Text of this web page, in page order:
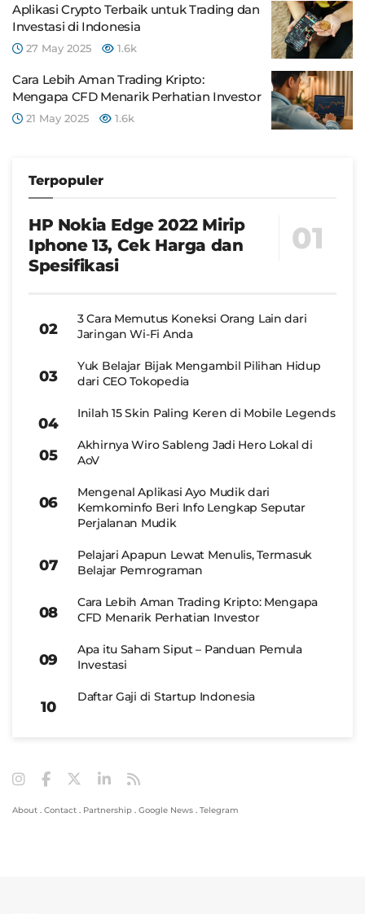
Aplikasi Crypto Terbaik untuk Trading dan
Investasi di Indonesia
27 May 2025 1.6k
Cara Lebih Aman Trading Kripto:
Mengapa CFD Menarik Perhatian Investor
21 May 2025 1.6k
Terpopuler
HP Nokia Edge 2022 Mirip
Iphone 13, Cek Harga dan
Spesifikasi
3 Cara Memutus Koneksi Orang Lain dari
Jaringan Wi-Fi Anda
Yuk Belajar Bijak Mengambil Pilihan Hidup
dari CEO Tokopedia
Inilah 15 Skin Paling Keren di Mobile Legends
Akhirnya Wiro Sableng Jadi Hero Lokal di
AoV
Mengenal Aplikasi Ayo Mudik dari
Kemkominfo Beri Info Lengkap Seputar
Perjalanan Mudik
Pelajari Apapun Lewat Menulis, Termasuk
Belajar Pemrograman
Cara Lebih Aman Trading Kripto: Mengapa
CFD Menarik Perhatian Investor
Apa itu Saham Siput – Panduan Pemula
Investasi
Daftar Gaji di Startup Indonesia
About . Contact . Partnership . Google News . Telegram